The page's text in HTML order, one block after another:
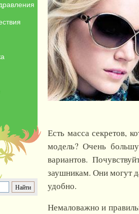
Есть масса секретов,
модель? Очень
вариантов.
заушникам. Они могут
удобно.
Немаловажно и